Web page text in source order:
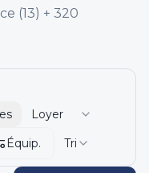
(13) + 320
Loyer
Équip. Tri